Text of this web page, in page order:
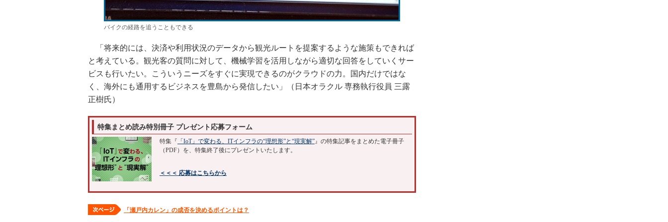
バイクの経路を追うこともできる
「将来的には、決済や利用状況のデータから観光ルートを提案するような施策もできれば
と考えている。観光客の質問に対して、機械学習を活用しながら適切な回答をしていくサー
ビスも行いたい。こういうニーズをすぐに実現できるのがクラウドの力。国内だけではな
く、海外にも通用するビジネスを豊島から発信したい」（日本オラクル 専務執行役員 三露
正樹氏）
特集まとめ読み特別冊子 プレゼント応募フォーム
特集『 「IoT」で変わる、ITインフラの“理想形”と“現実解”』の特集記事をまとめた電子冊子
（PDF）を、特集終了後にプレゼントいたします。
＜＜＜ 応募はこちらから
「瀬戸内カレン」の成否を決めるポイントは？